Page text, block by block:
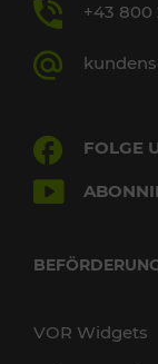
+43 800
FOLGE
VOR Widgets